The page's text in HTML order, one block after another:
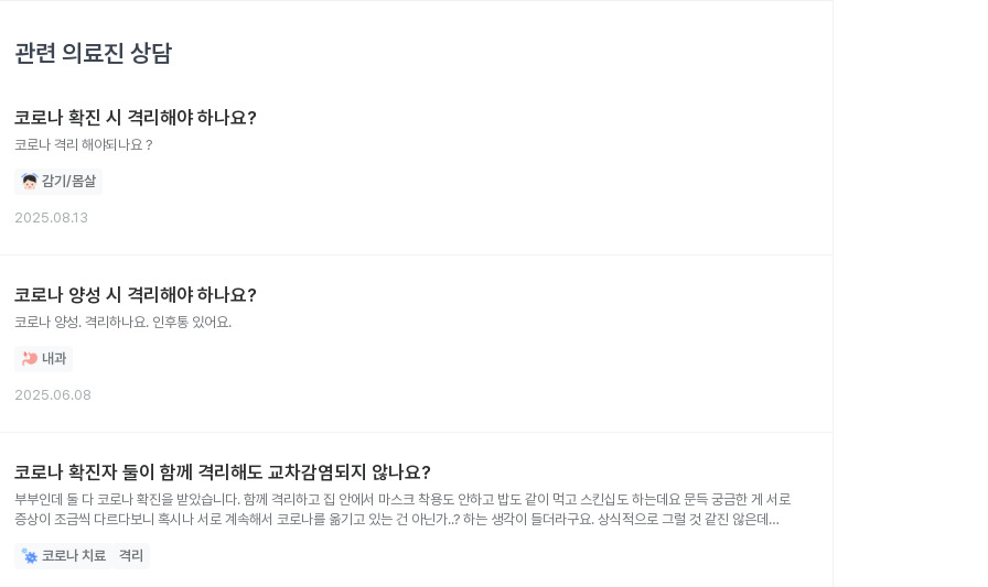
관련 의료진 상담
코로나 확진 시 격리해야 하나요?
코로나 격리 해야되나요 ?
감기/몸살
2025.08.13
코로나 양성 시 격리해야 하나요?
코로나 양성. 격리하나요. 인후통 있어요.
내과
2025.06.08
코로나 확진자 둘이 함께 격리해도 교차감염되지 않나요?
부부인데 둘 다 코로나 확진을 받았습니다. 함께 격리하고 집 안에서 마스크 착용도 안하고 밥도 같이 먹고 스킨십도 하는데요 문득 궁금한 게 서로
증상이 조금씩 다르다보니 혹시나 서로 계속해서 코로나를 옮기고 있는 건 아닌가..? 하는 생각이 들더라구요. 상식적으로 그럴 것 같진 않은데
코로나 치료
격리